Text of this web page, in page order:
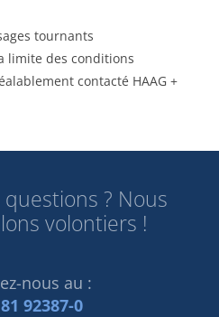
tournants
limite des conditions
contacté HAAG +
? Nous
volontiers !
nous au :
92387-0